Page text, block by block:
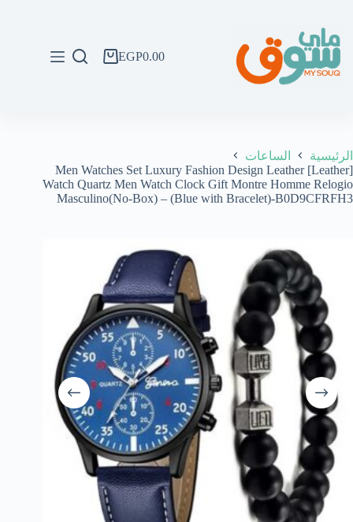
المحتوى
عربةEGP0.00
الرئيسية
الساعات
[Leather] Men Watches Set Luxury Fashion Design Leather
Watch Quartz Men Watch Clock Gift Montre Homme Relogio
Masculino(No-Box) – (Blue with Bracelet)-B0D9CFRFH3